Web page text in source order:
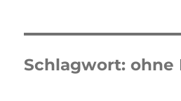
Schlagwort:ohne